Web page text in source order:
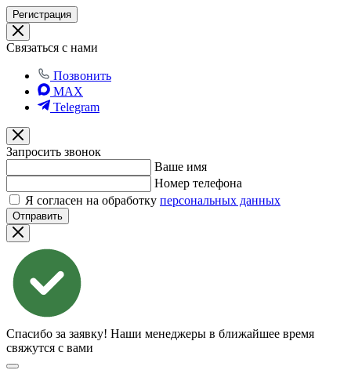
Регистрация
Связаться с нами
Позвонить
MAX
Telegram
Запросить звонок
Ваше имя
Номер телефона
Я согласен на обработку персональных данных
Отправить
Спасибо за заявку! Наши менеджеры в ближайшее время
свяжутся с вами